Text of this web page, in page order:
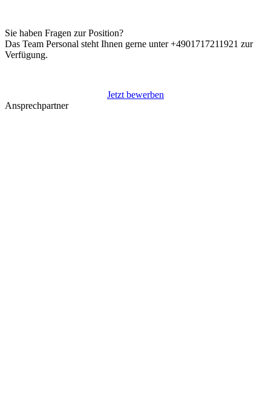
Sie haben Fragen zur Position?
Das Team Personal steht Ihnen gerne unter +4901717211921 zur
Verfügung.
Jetzt bewerben
Ansprechpartner